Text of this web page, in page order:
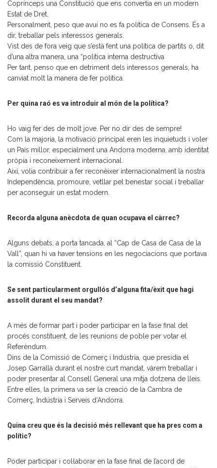
Coprínceps una Constitució que ens convertia en un modern
Estat de Dret.
Personalment, peso que avui no es fa política de Consens. És a
dir, treballar pels interessos generals.
Vist des de fora veig que s’està fent una política de partits o, dit
d’una altra manera, una “política interna destructiva
Per tant, penso que en detriment dels interessos generals, ha
canviat molt la manera de fer política.
Per quina raó es va introduir al món de la política?
Ho vaig fer des de molt jove. Per no dir des de sempre!
Com la majoria, la motivació principal eren les inquietuds i voler
un País millor, especialment una Andorra moderna, amb identitat
pròpia i reconeixement internacional.
Així, volia contribuir a fer reconèixer internacionalment la nostra
Independència, promoure, vetllar pel benestar social i treballar
per aconseguir un estat modern.
Recorda alguna anècdota de quan ocupava el càrrec?
Alguns debats, a porta tancada, al “Cap de Casa de Casa de la
Vall”, quan hi va haver tensions en les negociacions que portava
la comissió Constituent.
Se sent particularment orgullós d’alguna fita/èxit que hagi
assolit durant el seu mandat?
A més de formar part i poder participar en la fase final del
procés constituent, de les reunions de poble per votar el
Referèndum.
Dins de la Comissió de Comerç i Indústria, que presidia el
Josep Garrallà durant el nostre curt mandat, vàrem treballar i
poder presentar al Consell General una mitja dotzena de lleis.
Entre elles, la primera va ser la creació de la Cambra de
Comerç, Indústria i Serveis d’Andorra.
Quina creu que és la decisió més rellevant que ha pres com a
polític?
Poder participar i col·laborar en la fase final de l’acord de